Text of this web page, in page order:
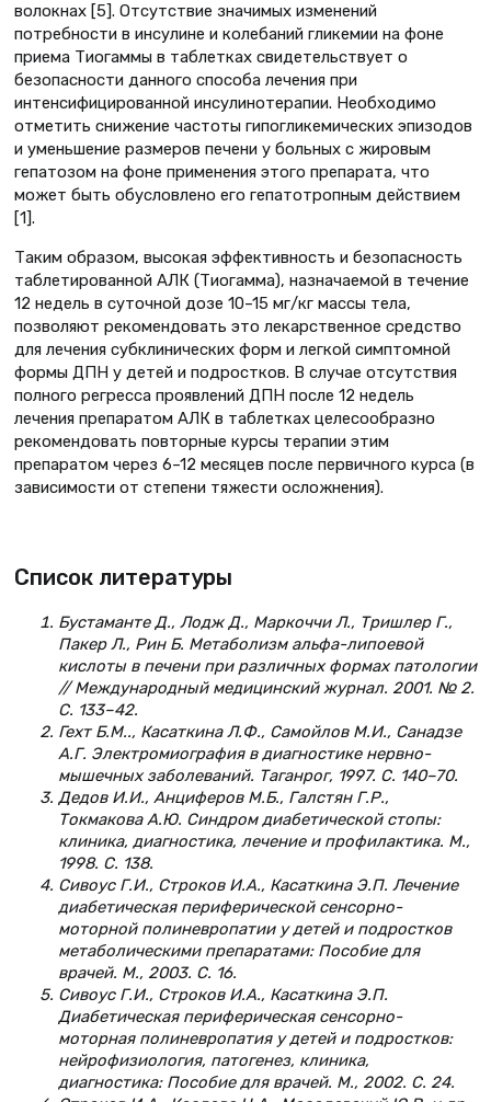
волокнах [5]. Отсутствие значимых изменений
потребности в инсулине и колебаний гликемии на фоне
приема Тиогаммы в таблетках свидетельствует о
безопасности данного способа лечения при
интенсифицированной инсулинотерапии. Необходимо
отметить снижение частоты гипогликемических эпизодов
и уменьшение размеров печени у больных с жировым
гепатозом на фоне применения этого препарата, что
может быть обусловлено его гепатотропным действием
[1].
Таким образом, высокая эффективность и безопасность
таблетированной АЛК (Тиогамма), назначаемой в течение
12 недель в суточной дозе 10–15 мг/кг массы тела,
позволяют рекомендовать это лекарственное средство
для лечения субклинических форм и легкой симптомной
формы ДПН у детей и подростков. В случае отсутствия
полного регресса проявлений ДПН после 12 недель
лечения препаратом АЛК в таблетках целесообразно
рекомендовать повторные курсы терапии этим
препаратом через 6–12 месяцев после первичного курса (в
зависимости от степени тяжести осложнения).
Список литературы
Бустаманте Д., Лодж Д., Маркоччи Л., Тришлер Г.,
Пакер Л., Рин Б. Метаболизм альфа-липоевой
кислоты в печени при различных формах патологии
// Международный медицинский журнал. 2001. № 2.
С. 133–42.
Гехт Б.М.., Касаткина Л.Ф., Самойлов М.И., Санадзе
А.Г. Электромиография в диагностике нервно-
мышечных заболеваний. Таганрог, 1997. С. 140–70.
Дедов И.И., Анциферов М.Б., Галстян Г.Р.,
Токмакова А.Ю. Синдром диабетической стопы:
клиника, диагностика, лечение и профилактика. М.,
1998. С. 138.
Сивоус Г.И., Строков И.А., Касаткина Э.П. Лечение
диабетическая периферической сенсорно-
моторной полиневропатии у детей и подростков
метаболическими препаратами: Пособие для
врачей. М., 2003. С. 16.
Сивоус Г.И., Строков И.А., Касаткина Э.П.
Диабетическая периферическая сенсорно-
моторная полиневропатия у детей и подростков:
нейрофизиология, патогенез, клиника,
диагностика: Пособие для врачей. М., 2002. С. 24.